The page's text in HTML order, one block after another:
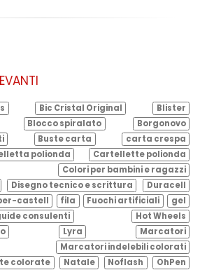
Bic Cristal Original
Blister
Blocco spiralato
Borgonovo
Buste carta
carta crespa
polionda
Cartellette polionda
Colori per bambini e ragazzi
Disegno tecnico e scrittura
Duracell
castell fila Fuochi artificiali
gel
consulenti
Hot Wheels
Lyra
Marcatori
Marcatori indelebili colorati
colorate Natale Noflash
OhPen